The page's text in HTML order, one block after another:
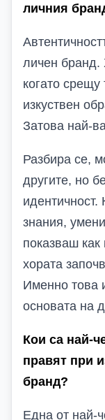
личния
личен бранд.
когато срещу
изкуствен
Затова най-
Разбира се,
другите, но
идентичност.
знания,
показваш
хората
Именно това
основата на
Кои са най-
правят при
бранд?
Една от най-